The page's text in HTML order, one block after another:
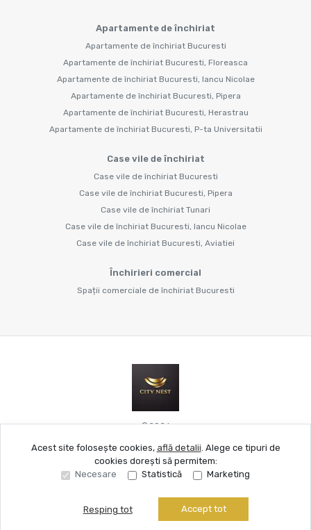
Apartamente de închiriat
Apartamente de închiriat Bucuresti
Apartamente de închiriat Bucuresti, Floreasca
Apartamente de închiriat Bucuresti, Iancu Nicolae
Apartamente de închiriat Bucuresti, Pipera
Apartamente de închiriat Bucuresti, Herastrau
Apartamente de închiriat Bucuresti, P-ta Universitatii
Case vile de închiriat
Case vile de închiriat Bucuresti
Case vile de închiriat Bucuresti, Pipera
Case vile de închiriat Tunari
Case vile de închiriat Bucuresti, Iancu Nicolae
Case vile de închiriat Bucuresti, Aviatiei
Închirieri comercial
Spații comerciale de închiriat Bucuresti
©2026
Site creat în
Acest site folosește cookies, află detalii. Alege ce tipuri de
cookies dorești să permitem:
Necesare
Statistică Marketing
Resping tot Accept tot